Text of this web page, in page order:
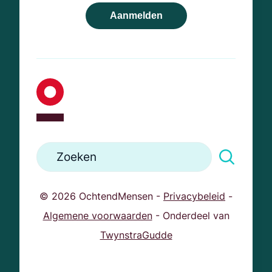
Aanmelden
© 2026 OchtendMensen - Privacybeleid -
Algemene voorwaarden- Onderdeel van
TwynstraGudde